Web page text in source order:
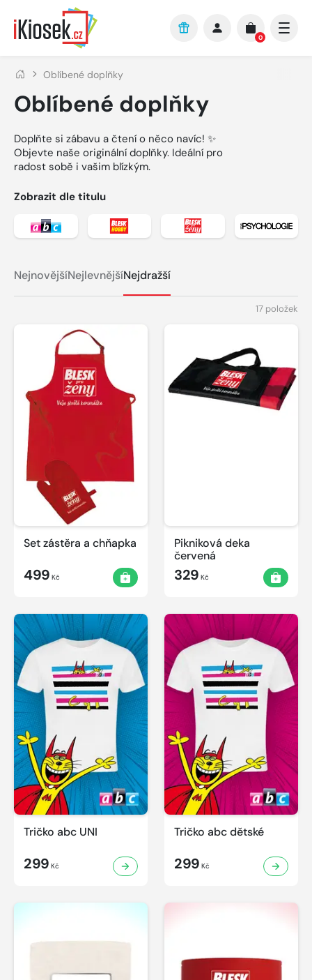
Přejít na hlavní obsah
0
Oblíbené doplňky
Oblíbené doplňky
Doplňte si zábavu a čtení o něco navíc! ✨
Objevte naše originální doplňky. Ideální pro
radost sobě i vašim blízkým.
Zobrazit dle titulu
Zobrazit detail titulu abcZobrazit detail titulu BLESK Hobby
Zobrazit detail titulu
Zobrazit
NejnovějšíNejlevnějšíNejdražší
17 položek
Set zástěra a chňapka
499 Kč
Pikniková deka
červená
329 Kč
Tričko abc UNI
299 Kč
Tričko abc dětské
299 Kč